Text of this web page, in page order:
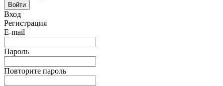
Войти
Вход
Регистрация
E-mail
Пароль
Повторите пароль